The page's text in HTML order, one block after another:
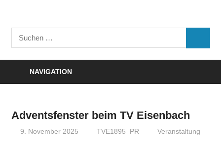
Turnverein
"Frisch
Suchen
nach:
NAVIGATION
Adventsfenster beim TV Eisenbach
9. November 2025 TVE1895_PR Veranstaltung